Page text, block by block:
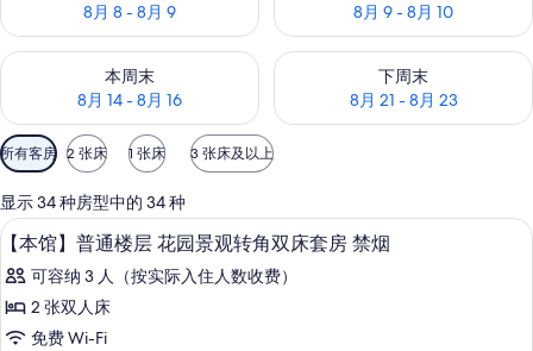
8月 8 - 8月 9
8月 9 - 8月 10
本周末
8月 14 - 8月 16
查看本周末的空房情况：8月 14 - 8月 16
下周末
8月 21 - 8月 23
查看下周末的空房情况：8月
可
用
的
客
房
筛
选
条
所有客房 2 张床 1 张床 3 张床及以上
显示 34 种房型中的 34 种
显
示
【本
馆】
1 多间卧室、高档床上用品、羽绒被、
10
【本馆】普通楼层 花园景观转角双床套房 禁烟
可容纳 3 人（按实际入住人数收费）
2 张双人床
免费 Wi-Fi